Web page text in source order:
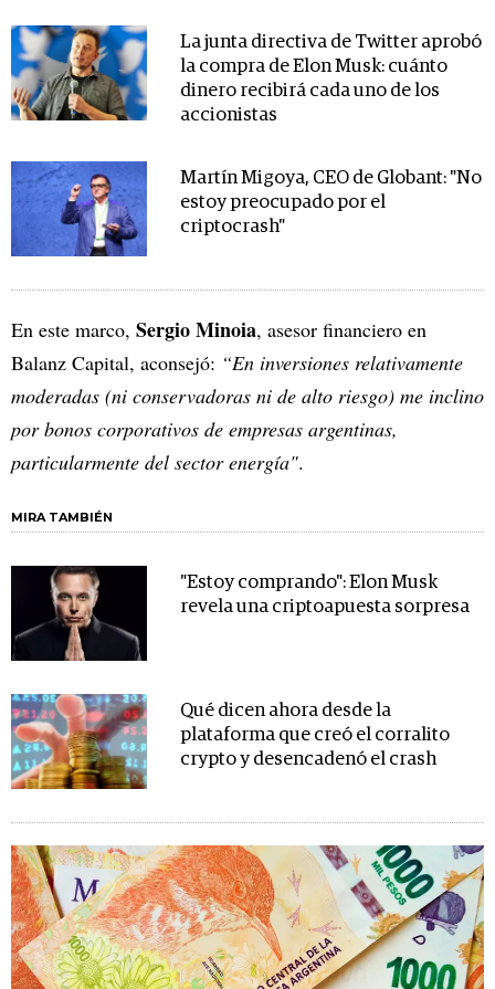
La junta directiva de Twitter aprobó
la compra de Elon Musk: cuánto
dinero recibirá cada uno de los
accionistas
Martín Migoya, CEO de Globant: "No
estoy preocupado por el
criptocrash"
En este marco, Sergio Minoia, asesor financiero en
Balanz Capital, aconsejó: “En inversiones relativamente
moderadas (ni conservadoras ni de alto riesgo) me inclino
por bonos corporativos de empresas argentinas,
particularmente del sector energía".
MIRA TAMBIÉN
"Estoy comprando": Elon Musk
revela una criptoapuesta sorpresa
Qué dicen ahora desde la
plataforma que creó el corralito
crypto y desencadenó el crash